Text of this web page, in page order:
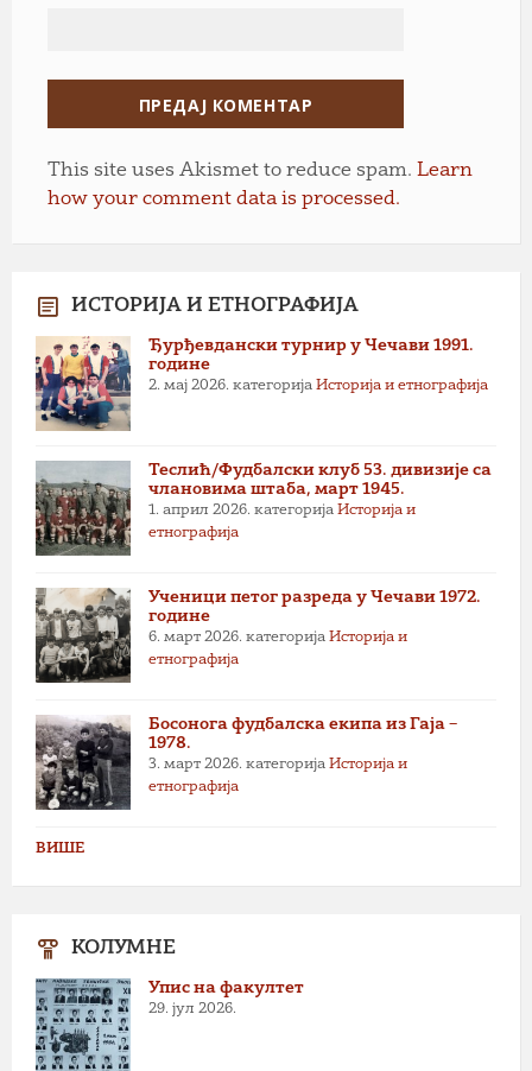
This site uses Akismet to reduce spam. Learn
how your comment data is processed.
ИСТОРИЈА И ЕТНОГРАФИЈА
Ђурђевдански турнир у Чечави 1991.
године
2. мај 2026. категорија Историја и етнографија
Теслић/Фудбалски клуб 53. дивизије са
члановима штаба, март 1945.
1. април 2026. категорија Историја и
етнографија
Ученици петог разреда у Чечави 1972.
године
6. март 2026. категорија Историја и
етнографија
Босонога фудбалска екипа из Гаја –
1978.
3. март 2026. категорија Историја и
етнографија
ВИШЕ
КОЛУМНЕ
Упис на факултет
29. јул 2026.